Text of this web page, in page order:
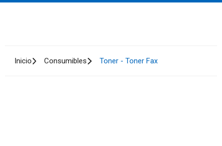
Inicio Consumibles Toner - Toner Fax